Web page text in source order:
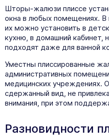
Шторы-жалюзи плиссе
окна в любых помещениях. В
их можно установить в
кухню, в домашний кабинет,
подходят даже для ванной
Уместны плиссированные
административных
медицинских учреждениях.
сдержанный вид, не
внимания, при этом
Разновидности